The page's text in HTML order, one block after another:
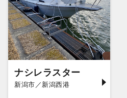
ナシレラスター
新潟市／新潟西港